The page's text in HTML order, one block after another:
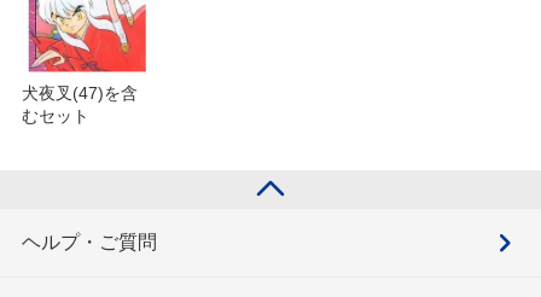
犬夜叉(47)を含
むセット
ヘルプ・ご質問